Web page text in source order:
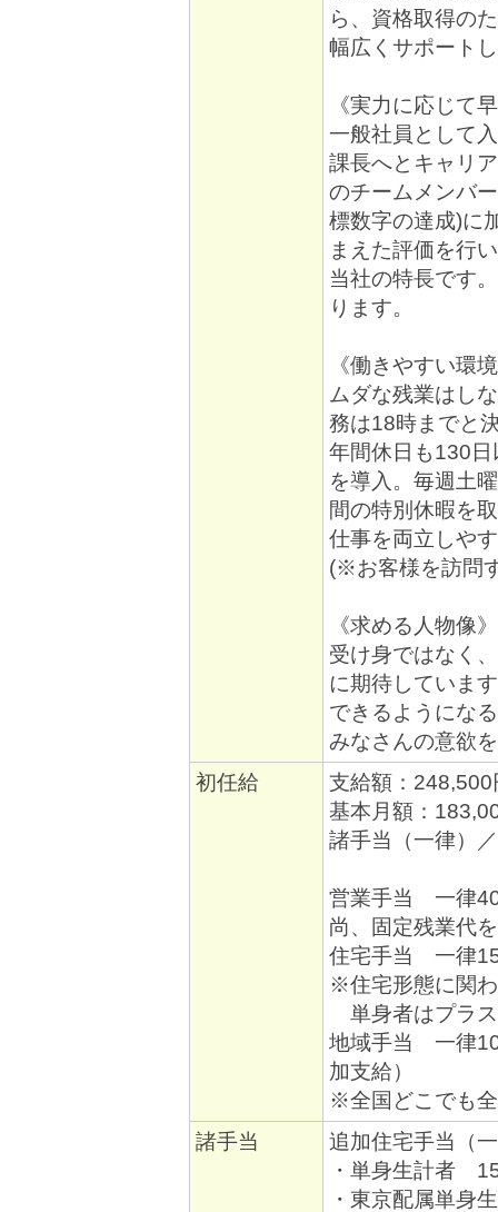
ら、資格取得の
幅広くサポート
《実力に応じて
一般社員として
課長へとキャリ
のチームメンバ
標数字の達成)に
まえた評価を行
当社の特長です
ります。
《働きやすい環
ムダな残業はし
務は18時までと
年間休日も130
を導入。毎週土
間の特別休暇を
仕事を両立しや
(※お客様を訪問
《求める人物像》
受け身ではなく
に期待していま
できるようにな
みなさんの意欲
初任給
支給額：248,500
基本月額：
諸手当（一律）
営業手当 一律
尚、固定残業代
住宅手当 一律
※住宅形態に関
単身者はプラ
地域手当 一律
加支給）
※全国どこでも
諸手当
追加住宅手当（
・単身生計者
・東京配属単身